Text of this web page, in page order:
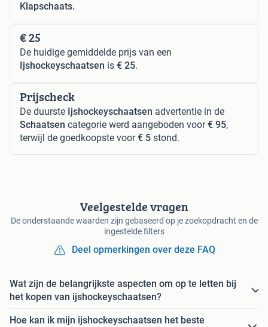
Klapschaats.
€ 25
De huidige gemiddelde prijs van een
Ijshockeyschaatsen is € 25.
Prijscheck
De duurste Ijshockeyschaatsen advertentie in de
Schaatsen categorie werd aangeboden voor€ 95,
terwijl de goedkoopste voor€ 5 stond.
Veelgestelde vragen
De onderstaande waarden zijn gebaseerd op je zoekopdracht en de
ingestelde filters
Deel opmerkingen over deze FAQ
Wat zijn de belangrijkste aspecten om op te letten bij
het kopen van ijshockeyschaatsen?
Hoe kan ik mijn ijshockeyschaatsen het beste